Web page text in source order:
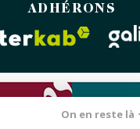
ADHÉRONS
On en reste là